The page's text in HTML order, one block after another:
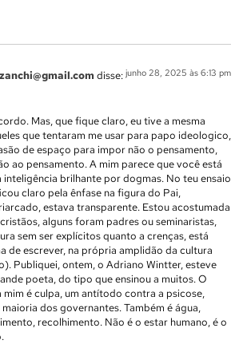
disse: junho 28, 2025 às 6:13 pm
Mas, que fique claro, eu tive a mesma
que tentaram me usar para papo ideologico,
de espaço para impor não o pensamento,
ao pensamento. A mim parece que você está
brilhante por dogmas. No teu ensaio
claro pela ênfase na figura do Pai,
estava transparente. Estou acostumada
alguns foram padres ou seminaristas,
sem ser explícitos quanto a crenças, está
de escrever, na própria amplidão da cultura
Publiquei, ontem, o Adriano Wintter, esteve
poeta, do tipo que ensinou a muitos. O
é culpa, um antítodo contra a psicose,
dos governantes. Também é água,
recolhimento. Não é o estar humano, é o